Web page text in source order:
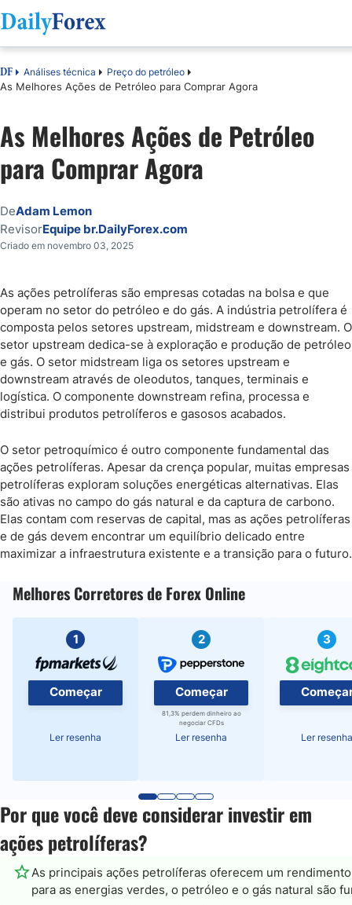
DF Análises técnica Preço do petróleo
As Melhores Ações de Petróleo para Comprar Agora
As Melhores Ações de Petróleo
para Comprar Agora
DeAdam Lemon
RevisorEquipe br.DailyForex.com
Criado em novembro 03, 2025
As ações petrolíferas são empresas cotadas na bolsa e que
operam no setor do petróleo e do gás. A indústria petrolífera é
composta pelos setores upstream, midstream e downstream. O
setor upstream dedica-se à exploração e produção de petróleo
e gás. O setor midstream liga os setores upstream e
downstream através de oleodutos, tanques, terminais e
logística. O componente downstream refina, processa e
distribui produtos petrolíferos e gasosos acabados.
O setor petroquímico é outro componente fundamental das
ações petrolíferas. Apesar da crença popular, muitas empresas
petrolíferas exploram soluções energéticas alternativas. Elas
são ativas no campo do gás natural e da captura de carbono.
Elas contam com reservas de capital, mas as ações petrolíferas
e de gás devem encontrar um equilíbrio delicado entre
maximizar a infraestrutura existente e a transição para o futuro.
Melhores Corretores de Forex Online
1
Começar
Ler resenha
2
Começar
81,3% perdem dinheiro ao
negociar CFDs
Ler resenha
3
Ler resenha
Por que você deve considerar investir em
ações petrolíferas?
As principais ações petrolíferas oferecem um
para as energias verdes, o petróleo e o gás natural são